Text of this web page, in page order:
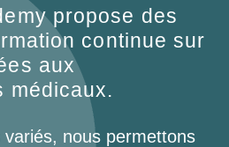
propose des
continue sur
aux
médicaux.
nous permettons